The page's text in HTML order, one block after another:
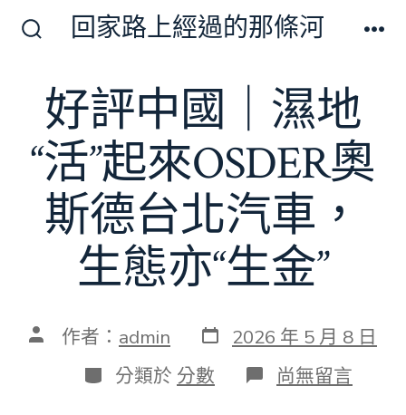
換
開
關
回家路上經過的那條河
好評中國｜濕地
“活”起來OSDER奧
斯德台北汽車，
生態亦“生金”
文 作者： admin 發
表
日
期
2026 年 5 月 8 日
分
類
分類於 分數 在
〈好
尚無留言